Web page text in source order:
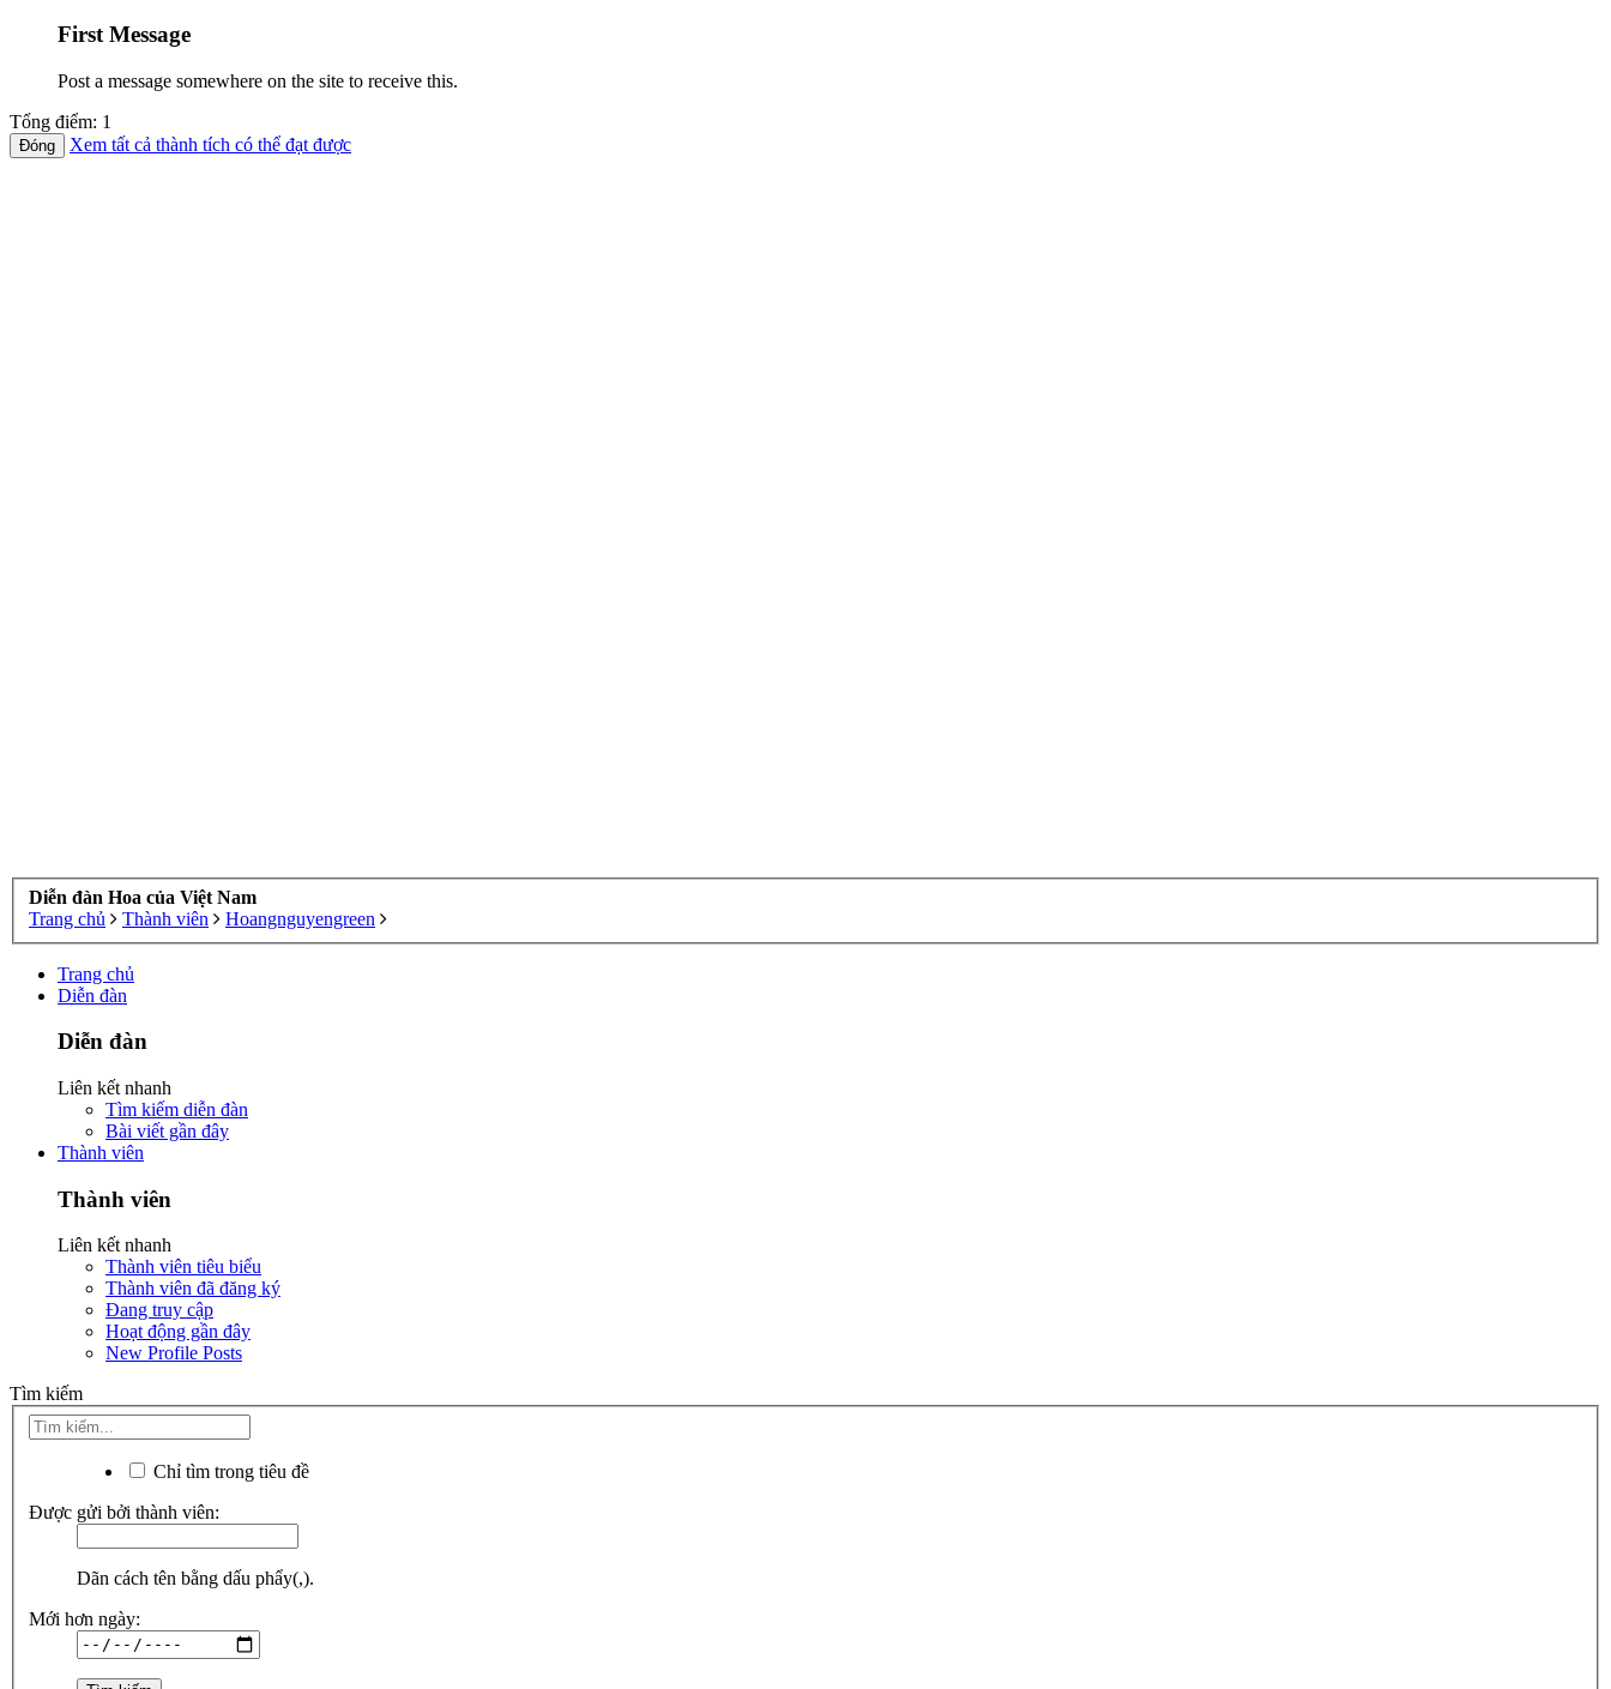
First Message
Post a message somewhere on the site to receive this.
Tổng điểm: 1
Xem tất cả thành tích có thể đạt được
Diễn đàn Hoa của Việt Nam
Trang chủ
Thành viên Hoangnguyengreen
Trang chủ
Diễn đàn
Diễn đàn
Liên kết nhanh
Tìm kiếm diễn đàn
Bài viết gần đây
Thành viên
Thành viên
Liên kết nhanh
Thành viên tiêu biểu
Thành viên đã đăng ký
Đang truy cập
Hoạt động gần đây
New Profile Posts
Tìm kiếm
Chỉ tìm trong tiêu đề
Được gửi bởi thành viên:
Dãn cách tên bằng dấu phẩy(,).
Mới hơn ngày: